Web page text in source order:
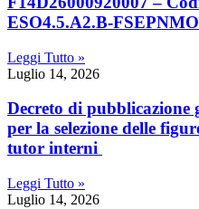
ESO4.5.A2.B-
Leggi Tutto »
Luglio 14, 2026
Decreto di
per la selezione delle
tutor interni
Leggi Tutto »
Luglio 14, 2026